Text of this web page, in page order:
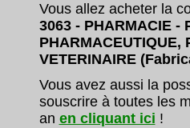
Vous allez acheter la
3063 - PHARMACIE -
PHARMACEUTIQUE,
VETERINAIRE
Vous avez aussi la
souscrire à toutes les
an en cliquant ici !